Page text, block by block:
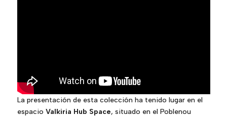
La presentación de esta colección ha tenido lugar en el
espacio Valkiria Hub Space, situado en el Poblenou